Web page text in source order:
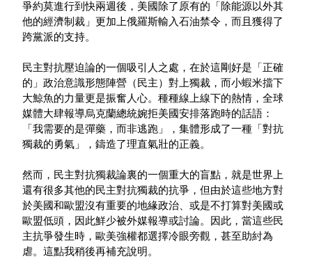
爭約莫進行到快兩週後，美國除了原有的「除能源以外其
他的經濟制裁」更加上俄羅斯輸入石油禁令，而且獲得了
跨黨派的支持。
民主對抗壓迫論的一個吸引人之處，在於這剛好是「正確
的」政治意識形態陣營（民主）對上獨裁，而小蝦米擋下
大鯨魚的力量更是振奮人心。種種線上線下的熱情，全球
媒體大肆報導烏克蘭總統婉拒美國安排落跑時的話語：
「我需要的是彈藥，而非逃跑」，集體形成了一種「對抗
獨裁的勇氣」，鑄造了理直氣壯的正義。
然而，民主對抗獨裁論裏的一個重大的盲點，就是世界上
還有很多其他的民主對抗獨裁的抗爭，但由於這些地方對
於美國和歐盟沒有重要的地緣政治、或是不打算對美國或
歐盟低頭，因此鮮少被外媒報導或討論。因此，當這些民
主抗爭發生時，歐美強權都選擇冷眼旁觀，甚至助紂為
虐。這點我稍後再補充說明。